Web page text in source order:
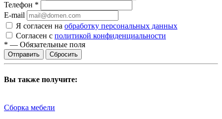
Телефон *
E-mail
Я согласен на обработку персональных данных
Согласен с политикой конфиденциальности
* — Обязательные поля
Сбросить
Вы также получите:
Сборка мебели